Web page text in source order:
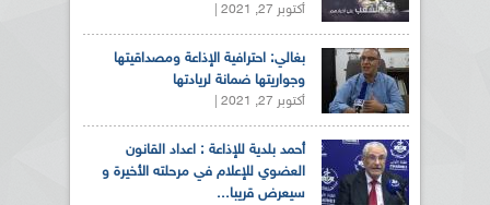
أكتوبر 27, 2021 |
بغالي: احترافية الإذاعة ومصداقيتها
وجواريتها ضمانة لريادتها
أكتوبر 27, 2021 |
أحمد بلدية للإذاعة : اعداد القانون
العضوي للإعلام في مرحلته الأخيرة و
سيعرض قريبا...